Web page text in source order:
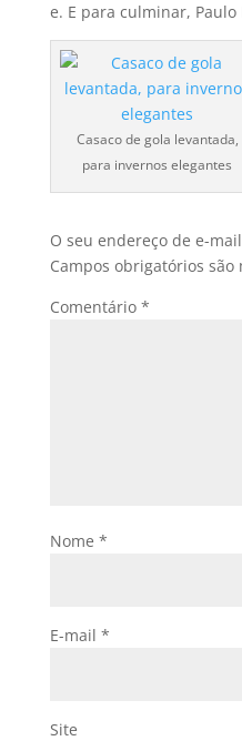
e. E para culminar,
Casaco de gola levantada,
para invernos elegantes
O seu endereço de e-
Campos obrigatórios são
Comentário *
Nome *
E-mail *
Site